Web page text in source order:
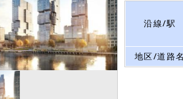
沿線/駅
地区/道路